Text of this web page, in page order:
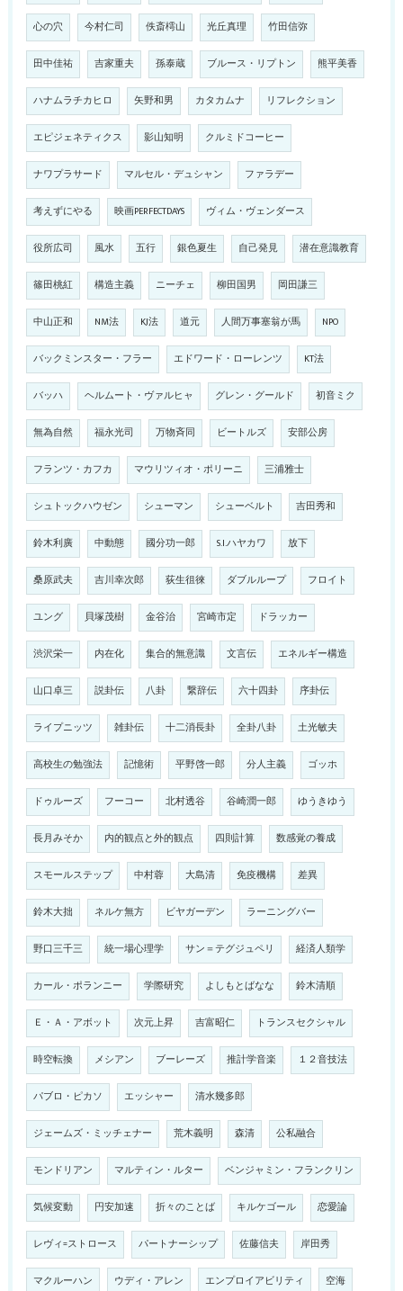
心の穴 今村仁司 佚斎樗山 光丘真理 竹田信弥
田中佳祐 吉家重夫 孫泰蔵 ブルース・リプトン 熊平美香
ハナムラチカヒロ 矢野和男 カタカムナ リフレクション
エピジェネティクス 影山知明 クルミドコーヒー
ナワプラサード マルセル・デュシャン ファラデー
考えずにやる 映画PERFECTDAYS ヴィム・ヴェンダース
役所広司 風水 五行 銀色夏生 自己発見 潜在意識教育
篠田桃紅 構造主義 ニーチェ 柳田国男 岡田謙三
中山正和 NM法 KJ法 道元 人間万事塞翁が馬 NPO
バックミンスター・フラー エドワード・ローレンツ KT法
バッハ ヘルムート・ヴァルヒャ グレン・グールド 初音ミク
無為自然 福永光司 万物斉同 ビートルズ 安部公房
フランツ・カフカ マウリツィオ・ポリーニ 三浦雅士
シュトックハウゼン シューマン シューベルト 吉田秀和
鈴木利廣 中動態 國分功一郎 S.I.ハヤカワ 放下
桑原武夫 吉川幸次郎 荻生徂徠 ダブルループ フロイト
ユング 貝塚茂樹 金谷治 宮崎市定 ドラッカー
渋沢栄一 内在化 集合的無意識 文言伝 エネルギー構造
山口卓三 説卦伝 八卦 繋辞伝 六十四卦 序卦伝
ライプニッツ 雑卦伝 十二消長卦 全卦八卦 土光敏夫
高校生の勉強法 記憶術 平野啓一郎 分人主義 ゴッホ
ドゥルーズ フーコー 北村透谷 谷崎潤一郎 ゆうきゆう
長月みそか 内的観点と外的観点 四則計算 数感覚の養成
スモールステップ 中村蓉 大島清 免疫機構 差異
鈴木大拙 ネルケ無方 ビヤガーデン ラーニングバー
野口三千三 統一場心理学 サン＝テグジュペリ 経済人類学
カール・ポランニー 学際研究 よしもとばなな 鈴木清順
Ｅ・Ａ・アボット 次元上昇 吉富昭仁 トランスセクシャル
時空転換 メシアン ブーレーズ 推計学音楽 １２音技法
パブロ・ピカソ エッシャー 清水幾多郎
ジェームズ・ミッチェナー 荒木義明 森清 公私融合
モンドリアン マルティン・ルター ベンジャミン・フランクリン
気候変動 円安加速 折々のことば キルケゴール 恋愛論
レヴィ=ストロース パートナーシップ 佐藤信夫 岸田秀
マクルーハン ウディ・アレン エンプロイアビリティ 空海